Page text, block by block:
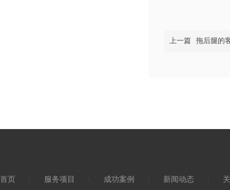
上一篇 拖后腿的
首页 服务项目 成功案例 新闻动态